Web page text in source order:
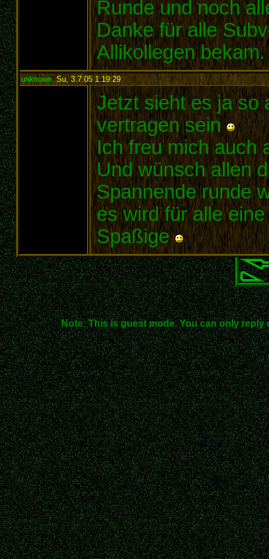
Runde und noch
Danke für alle
Allikollegen bekam.
unknown,Su, 3.7.05 1:19:29:
Jetzt sieht es ja so
vertragen sein
Ich freu mich auch
Und wünsch allen
Spannende runde
es wird für alle
Spaßige
Note: This is guest mode. You can only